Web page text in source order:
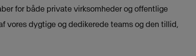
for både private virksomheder og offentlige
vores dygtige og dedikerede teams og den tillid,